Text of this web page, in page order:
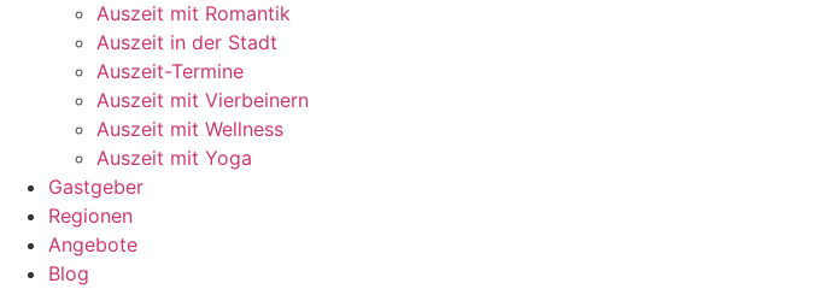
Auszeit mit Romantik
Auszeit in der Stadt
Auszeit-Termine
Auszeit mit Vierbeinern
Auszeit mit Wellness
Auszeit mit Yoga
Gastgeber
Regionen
Angebote
Blog